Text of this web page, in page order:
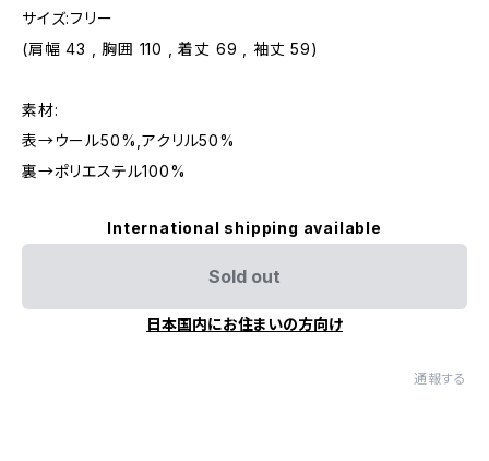
サイズ:フリー
(肩幅 43 , 胸囲 110 , 着丈 69 , 袖丈 59)
素材:
表→ウール50%,アクリル50%
裏→ポリエステル100%
International shipping available
Sold out
日本国内にお住まいの方向け
通報する